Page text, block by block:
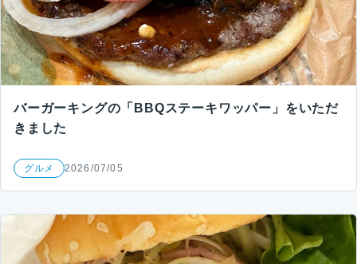
バーガーキングの「BBQステーキワッパー」をいただ
きました
グルメ 2026/07/05